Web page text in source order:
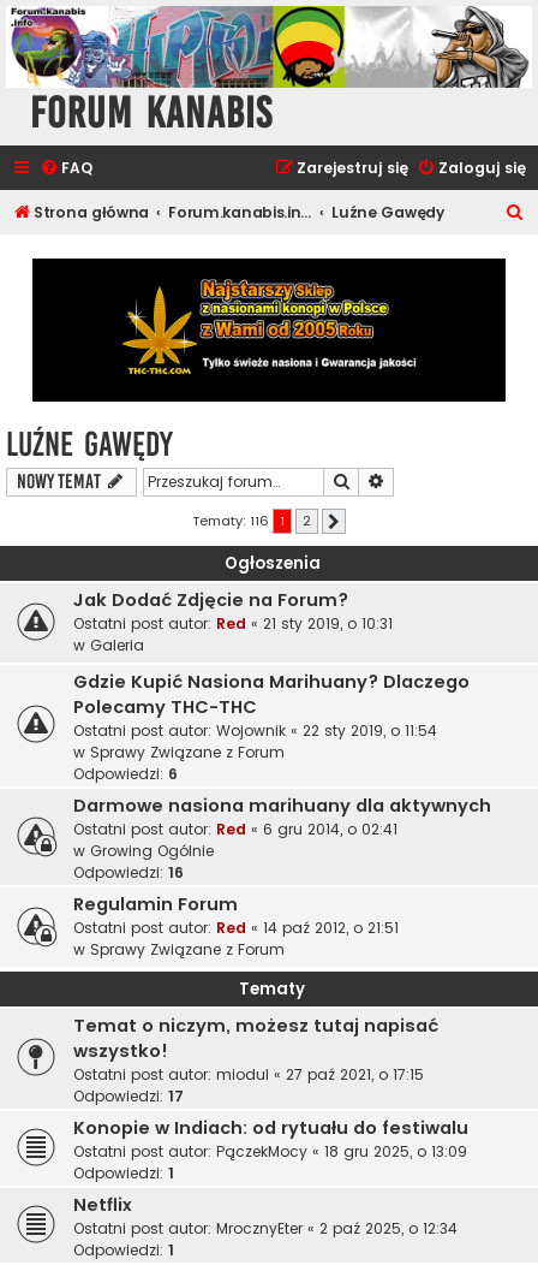
Forum Kanabis
FAQ Zaloguj się
Zarejestruj się
Strona główna Forum.kanabis.info - Inne Luźne Gawędy
Luźne Gawędy
NOWY TEMAT Szukaj
Tematy: 116 1 2
Ogłoszenia
Jak Dodać Zdjęcie na Forum?
Ostatni post autor: Red « 21 sty 2019, o 10:31
w Galeria
Gdzie Kupić Nasiona Marihuany? Dlaczego
Polecamy THC-THC
Ostatni post autor: Wojownik « 22 sty 2019, o 11:54
w Sprawy Związane z Forum
Odpowiedzi: 6
Darmowe nasiona marihuany dla aktywnych
Ostatni post autor: Red « 6 gru 2014, o 02:41
w Growing Ogólnie
Odpowiedzi: 16
Regulamin Forum
Ostatni post autor: Red « 14 paź 2012, o 21:51
w Sprawy Związane z Forum
Tematy
Temat o niczym, możesz tutaj napisać
wszystko!
Ostatni post autor: miodul « 27 paź 2021, o 17:15
Odpowiedzi: 17
Konopie w Indiach: od rytuału do festiwalu
Ostatni post autor: PączekMocy « 18 gru 2025, o 13:09
Odpowiedzi: 1
Netflix
Ostatni post autor: MrocznyEter « 2 paź 2025, o 12:34
Odpowiedzi: 1